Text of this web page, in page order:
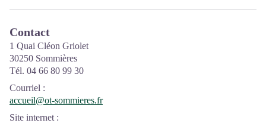
Contact
1 Quai Cléon Griolet
30250 Sommières
Tél. 04 66 80 99 30
Courriel :
accueil@ot-sommieres.fr
Site internet :